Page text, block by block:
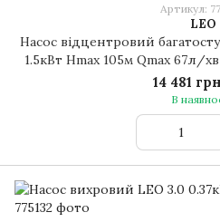
Артикул:
LEO
Насос відцентровий
1.5кВт Hmax 105м Qmax 67л/
14 481
В